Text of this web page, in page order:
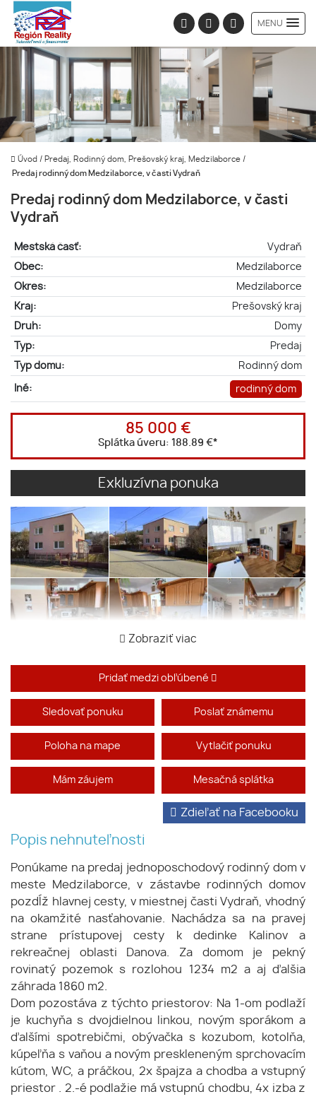
MENU
Úvod / Predaj, Rodinný dom, Prešovský kraj, Medzilaborce /
Predaj rodinný dom Medzilaborce, v časti Vydraň
Predaj rodinný dom Medzilaborce, v časti
Vydraň
Mestská časť:
Vydraň
Obec:
Medzilaborce
Okres:
Medzilaborce
Kraj:
Prešovský kraj
Druh:
Domy
Typ:
Predaj
Typ domu:
Rodinný dom
Iné: rodinný dom
85 000 €
Splátka úveru: 188.89 €*
Exkluzívna ponuka
Zobraziť viac
Pridať medzi obľúbené
Sledovať ponuku Poslať známemu
Poloha na mape Vytlačiť ponuku
Mám záujem Mesačná splátka
Popis nehnuteľnosti
Zdieľať na Facebooku
Ponúkame na predaj jednoposchodový rodinný dom v
meste Medzilaborce, v zástavbe rodinných domov
pozdĺž hlavnej cesty, v miestnej časti Vydraň, vhodný
na okamžité nasťahovanie. Nachádza sa na pravej
strane prístupovej cesty k dedinke Kalinov a
rekreačnej oblasti Danova. Za domom je pekný
rovinatý pozemok s rozlohou 1234 m2 a aj ďalšia
záhrada 1860 m2.
Dom pozostáva z týchto priestorov: Na 1-om podlaží
je kuchyňa s dvojdielnou linkou, novým sporákom a
ďalšími spotrebičmi, obývačka s kozubom, kotolňa,
kúpeľňa s vaňou a novým preskleneným sprchovacím
kútom, WC, a práčkou, 2x špajza a chodba a vstupný
priestor . 2.-é podlažie má vstupnú chodbu, 4x izba z